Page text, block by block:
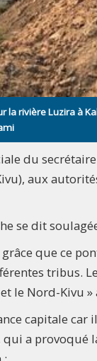
rivière Luzira à
du
aux
se dit
grâce que ce
tribus.
le Nord-Kivu
capitale car
a provoqué